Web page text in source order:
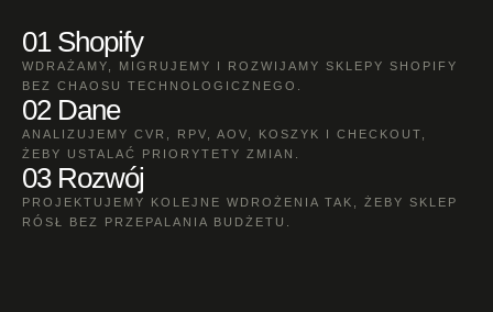
01 Shopify
WDRAŻAMY, MIGRUJEMY I ROZWIJAMY SKLEPY SHOPIFY
BEZ CHAOSU TECHNOLOGICZNEGO.
02 Dane
ANALIZUJEMY CVR, RPV, AOV, KOSZYK I CHECKOUT,
ŻEBY USTALAĆ PRIORYTETY ZMIAN.
03 Rozwój
PROJEKTUJEMY KOLEJNE WDROŻENIA TAK, ŻEBY SKLEP
RÓSŁ BEZ PRZEPALANIA BUDŻETU.